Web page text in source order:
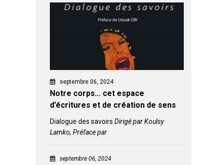
septembre 06, 2024
Notre corps… cet espace
d’écritures et de création de sens
Dialogue des savoirs Dirigé par Koulsy
Lamko, Préface par
septembre 06, 2024